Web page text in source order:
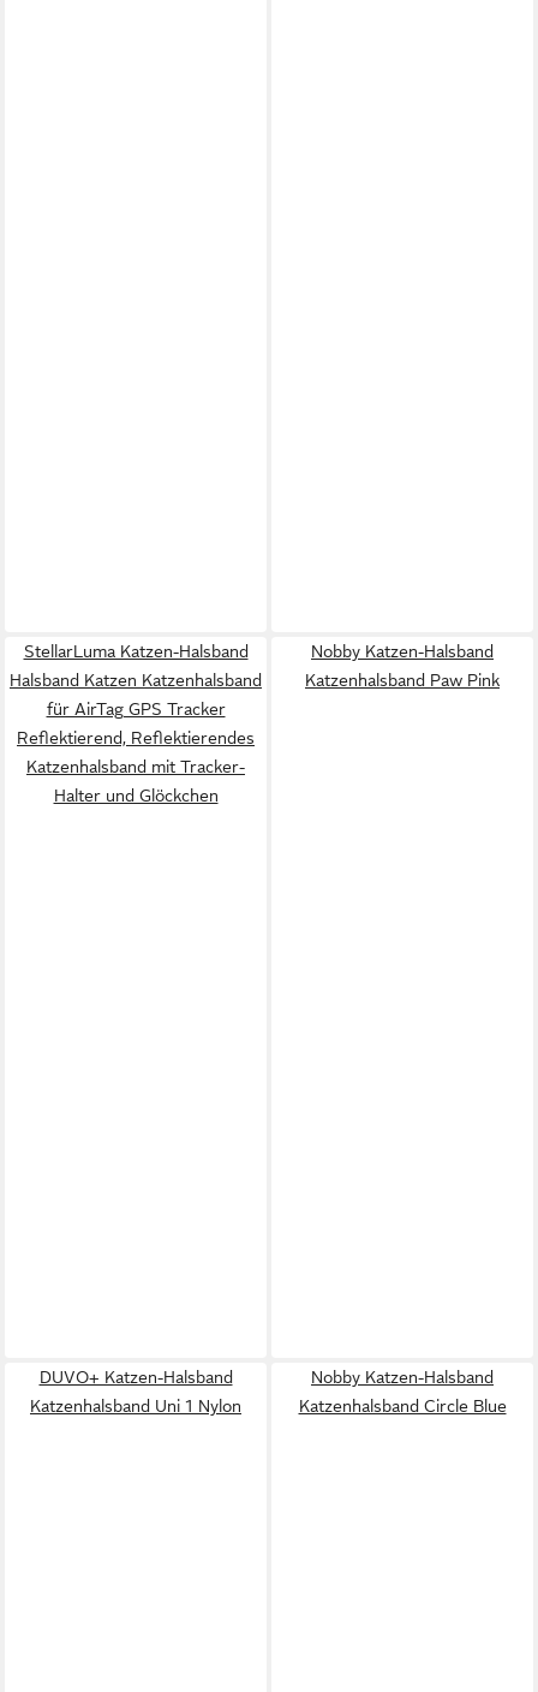
StellarLuma Katzen-Halsband
Halsband Katzen Katzenhalsband
für AirTag GPS Tracker
Reflektierend, Reflektierendes
Katzenhalsband mit Tracker-
Halter und Glöckchen
Nobby Katzen-Halsband
Katzenhalsband Paw Pink
DUVO+ Katzen-Halsband
Katzenhalsband Uni 1 Nylon
Nobby Katzen-Halsband
Katzenhalsband Circle Blue